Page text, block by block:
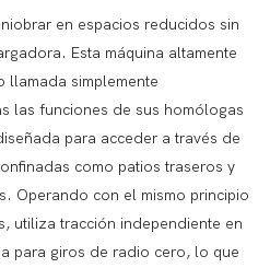
en espacios reducidos sin
Esta máquina altamente
llamada simplemente
las funciones de sus homólogas
para acceder a través de
como patios traseros y
Operando con el mismo principio
utiliza tracción independiente en
para giros de radio cero, lo que